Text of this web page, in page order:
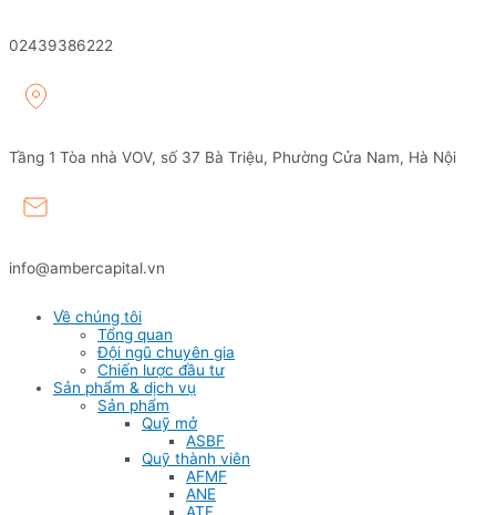
02439386222
Tầng 1 Tòa nhà VOV, số 37 Bà Triệu, Phường Cửa Nam, Hà Nội
info@ambercapital.vn
Về chúng tôi
Tổng quan
Đội ngũ chuyên gia
Chiến lược đầu tư
Sản phẩm & dịch vụ
Sản phẩm
Quỹ mở
ASBF
Quỹ thành viên
AFMF
ANE
ATF